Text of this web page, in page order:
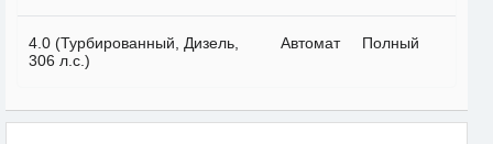
4.0 (Турбированный, Дизель,
306 л.с.)
Автомат Полный